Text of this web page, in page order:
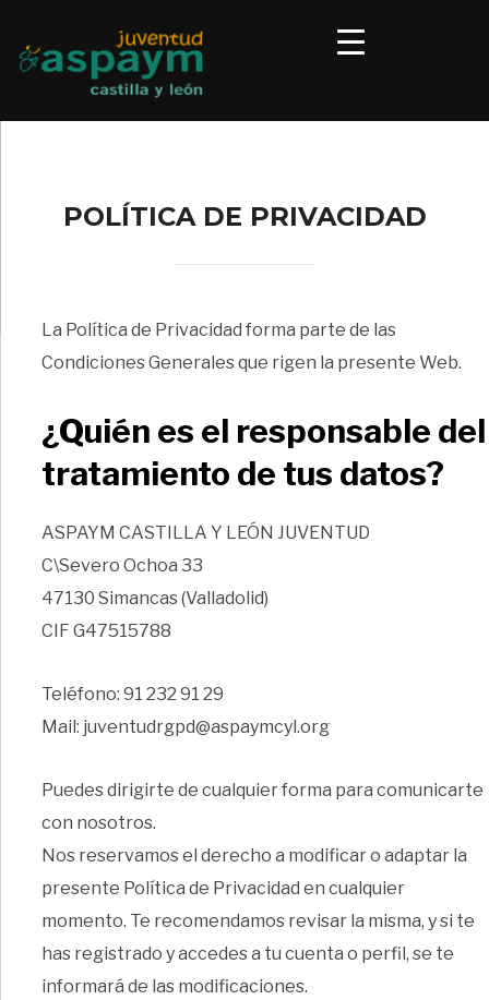
POLÍTICA DE PRIVACIDAD
La Política de Privacidad forma parte de las
Condiciones Generales que rigen la presente Web.
¿Quién es el responsable del
tratamiento de tus datos?
ASPAYM CASTILLA Y LEÓN JUVENTUD
C\Severo Ochoa 33
47130 Simancas (Valladolid)
CIF G47515788
Teléfono: 91 232 91 29
Mail: juventudrgpd@aspaymcyl.org
Puedes dirigirte de cualquier forma para comunicarte
con nosotros.
Nos reservamos el derecho a modificar o adaptar la
presente Política de Privacidad en cualquier
momento. Te recomendamos revisar la misma, y si te
has registrado y accedes a tu cuenta o perfil, se te
informará de las modificaciones.